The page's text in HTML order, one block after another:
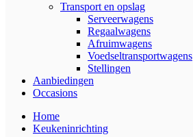
Transport en opslag
Serveerwagens
Regaalwagens
Afruimwagens
Voedseltransportwagens
Stellingen
Aanbiedingen
Occasions
Home
Keukeninrichting